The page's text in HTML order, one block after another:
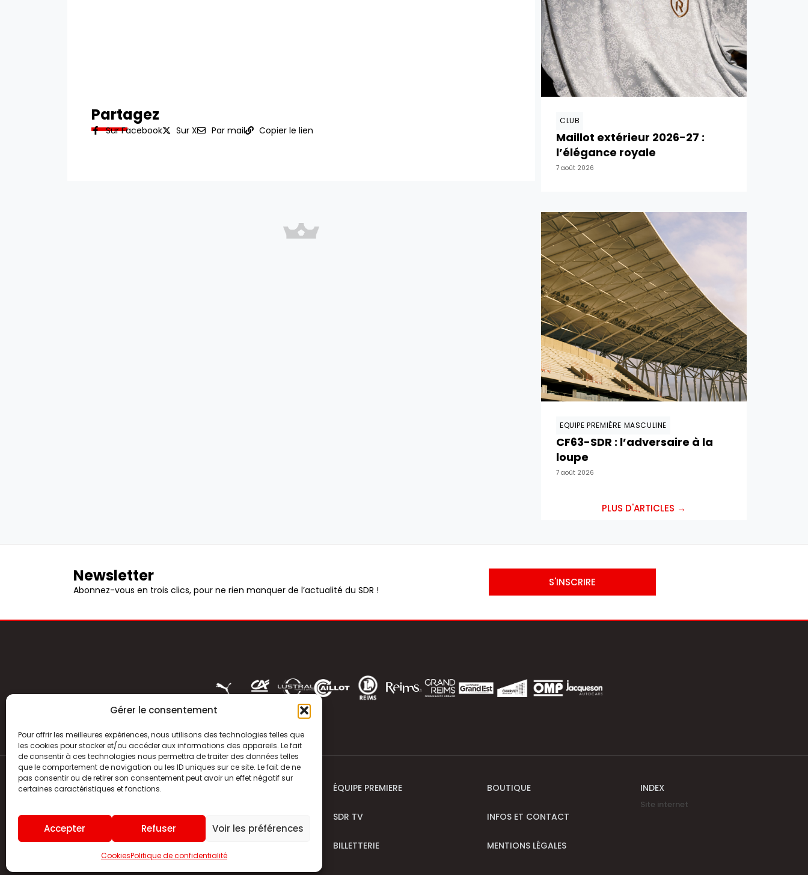
Gérer le consentement
Pour offrir les meilleures expériences, nous utilisons des technologies telles que
les cookies pour stocker et/ou accéder aux informations des appareils. Le fait
de consentir à ces technologies nous permettra de traiter des données telles
que le comportement de navigation ou les ID uniques sur ce site. Le fait de ne
pas consentir ou de retirer son consentement peut avoir un effet négatif sur
certaines caractéristiques et fonctions.
Accepter Refuser Voir les préférences
CookiesPolitique de confidentialité
Partagez
Sur Facebook Sur X Par mail Copier le lien
CLUB
Maillot extérieur 2026-27 :
l’élégance royale
7 août 2026
EQUIPE PREMIÈRE MASCULINE
CF63-SDR : l’adversaire à la
loupe
7 août 2026
PLUS D'ARTICLES →
Newsletter
Abonnez-vous en trois clics, pour ne rien manquer de l’actualité du SDR !
S'INSCRIRE
HISTOIRE
CLUB
ÉQUIPE PREMIERE
SDR TV
BILLETTERIE
BOUTIQUE
INFOS ET CONTACT
MENTIONS LÉGALES
INDEX
Site internet